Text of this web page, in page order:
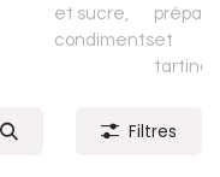
et sucre,
condimentset
Filtres